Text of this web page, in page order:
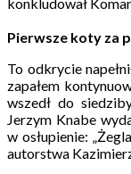
Pierwsze koty za
To odkrycie
zapałem
wszedł do
Jerzym Knabe
w osłupienie:
autorstwa